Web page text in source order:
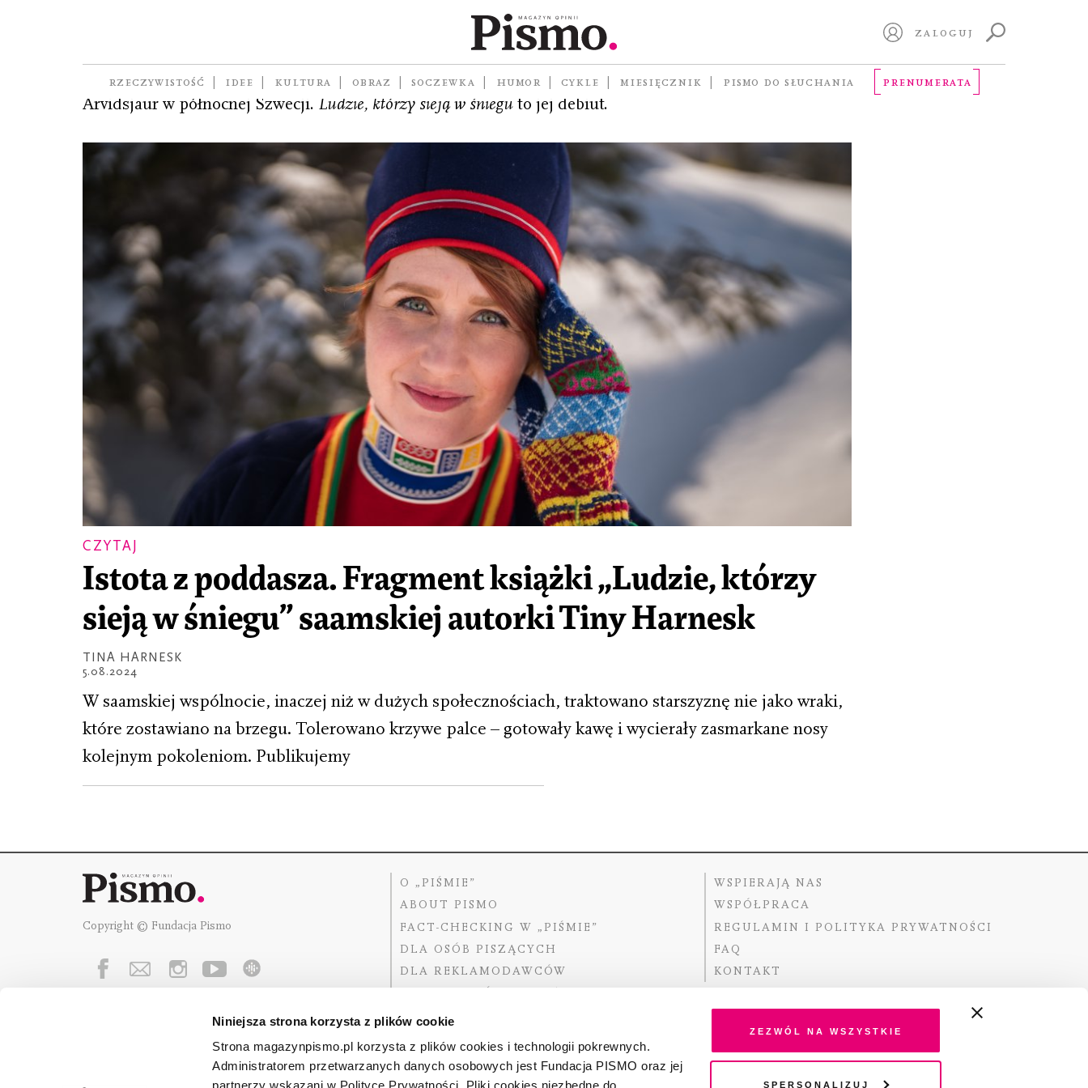
Niniejsza strona korzysta z plików cookie
Strona magazynpismo.pl korzysta z plików cookies i technologii pokrewnych.
Administratorem przetwarzanych danych osobowych jest Fundacja PISMO oraz jej
Zezwól na wszystkie
Spersonalizuj
ZALOGUJ
RZECZYWISTOŚĆ IDEE KULTURA OBRAZ SOCZEWKA HUMOR CYKLE MIESIĘCZNIK PISMO DO SŁUCHANIA PRENUMERATA
(ur. 1984), na co dzień pracuje jako bibliotekarka. Mieszka z mężem i dziećmi w górach niedaleko
Arvidsjaur w północnej Szwecji. Ludzie, którzy sieją w śniegu to jej debiut.
CZYTAJ
Istota z poddasza. Fragment książki „Ludzie, którzy
sieją w śniegu” saamskiej autorki Tiny Harnesk
TINA HARNESK
5.08.2024
W saamskiej wspólnocie, inaczej niż w dużych społecznościach, traktowano starszyznę nie jako wraki,
które zostawiano na brzegu. Tolerowano krzywe palce – gotowały kawę i wycierały zasmarkane nosy
kolejnym pokoleniom. Publikujemy
Copyright © Fundacja Pismo
O „PIŚMIE”
ABOUT PISMO
FACT-CHECKING W „PIŚMIE”
DLA OSÓB PISZĄCYCH
DLA REKLAMODAWCÓW
WSPIERAJĄ NAS
WSPÓŁPRACA
REGULAMIN I POLITYKA PRYWATNOŚCI
FAQ
KONTAKT
Fundację Pismowspierają:
Dofinansowano ze środków Ministra Kultury i Dziedzictwa
Narodowego pochodzących z Funduszu Promocji Kultury –